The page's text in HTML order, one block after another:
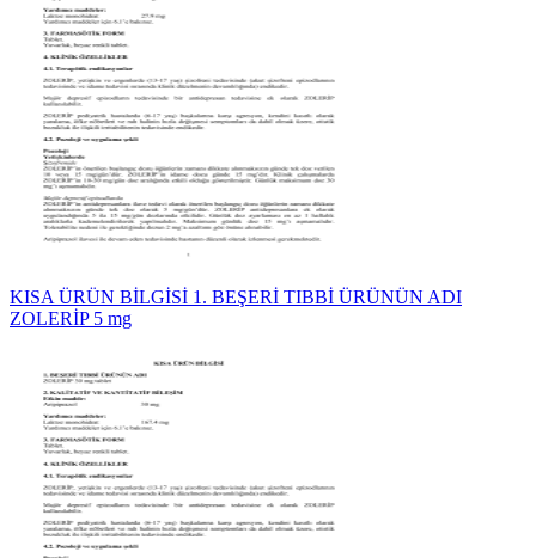
KISA ÜRÜN BİLGİSİ 1. BEŞERİ TIBBİ ÜRÜNÜN ADI
ZOLERİP 5 mg